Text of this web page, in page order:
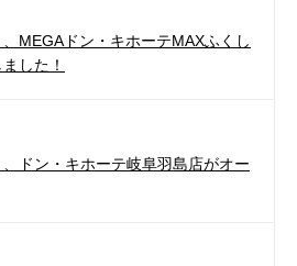
MEGAドン・キホーテMAXふくし
した！
ドン・キホーテ岐阜羽島店がオー